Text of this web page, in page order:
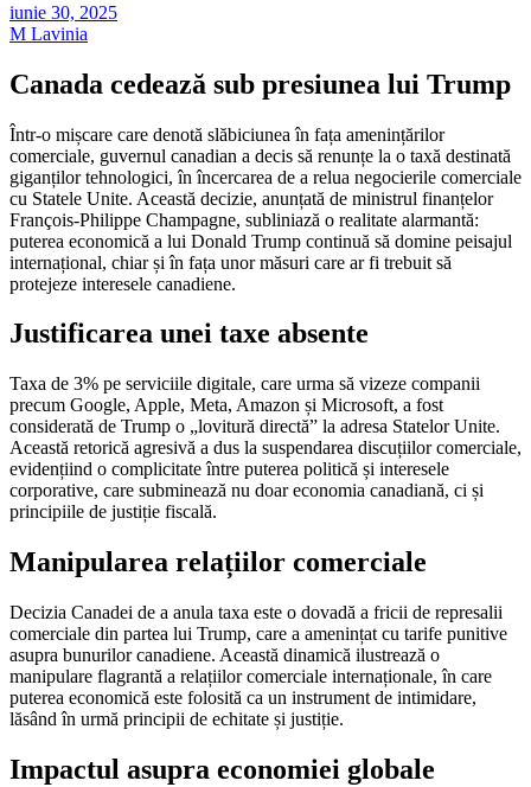
iunie 30, 2025
M Lavinia
Canada cedează sub presiunea lui Trump
Într-o mișcare care denotă slăbiciunea în fața amenințărilor
comerciale, guvernul canadian a decis să renunțe la o taxă destinată
giganților tehnologici, în încercarea de a relua negocierile comerciale
cu Statele Unite. Această decizie, anunțată de ministrul finanțelor
François-Philippe Champagne, subliniază o realitate alarmantă:
puterea economică a lui Donald Trump continuă să domine peisajul
internațional, chiar și în fața unor măsuri care ar fi trebuit să
protejeze interesele canadiene.
Justificarea unei taxe absente
Taxa de 3% pe serviciile digitale, care urma să vizeze companii
precum Google, Apple, Meta, Amazon și Microsoft, a fost
considerată de Trump o „lovitură directă” la adresa Statelor Unite.
Această retorică agresivă a dus la suspendarea discuțiilor comerciale,
evidențiind o complicitate între puterea politică și interesele
corporative, care subminează nu doar economia canadiană, ci și
principiile de justiție fiscală.
Manipularea relațiilor comerciale
Decizia Canadei de a anula taxa este o dovadă a fricii de represalii
comerciale din partea lui Trump, care a amenințat cu tarife punitive
asupra bunurilor canadiene. Această dinamică ilustrează o
manipulare flagrantă a relațiilor comerciale internaționale, în care
puterea economică este folosită ca un instrument de intimidare,
lăsând în urmă principii de echitate și justiție.
Impactul asupra economiei globale